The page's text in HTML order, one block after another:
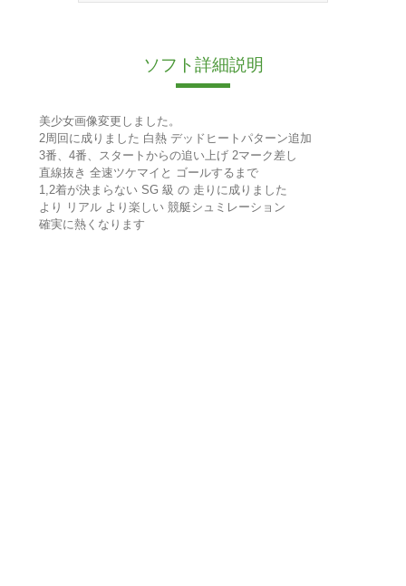
ソフト詳細説明
美少女画像変更しました。
2周回に成りました 白熱 デッドヒートパターン追加
3番、4番、スタートからの追い上げ 2マーク差し
直線抜き 全速ツケマイと ゴールするまで
1,2着が決まらない SG 級 の 走りに成りました
より リアル より楽しい 競艇シュミレーション
確実に熱くなります